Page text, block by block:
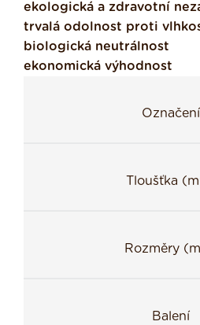
ekologická a zdravotní
trvalá odolnost proti
biologická neutrálnost
ekonomická výhodnost
Označení
Tloušťka
Rozměry
Balení